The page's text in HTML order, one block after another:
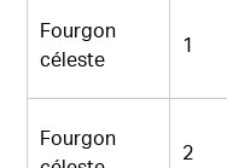
Fourgon
céleste
1
Fourgon
2